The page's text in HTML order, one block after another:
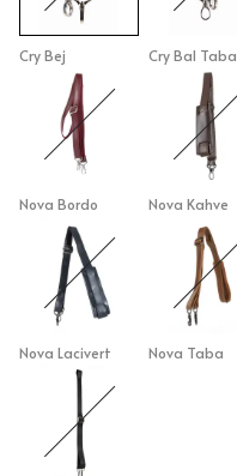
Cry Bej Cry Bal Taba
Nova Bordo Nova Kahve
Nova Lacivert Nova Taba